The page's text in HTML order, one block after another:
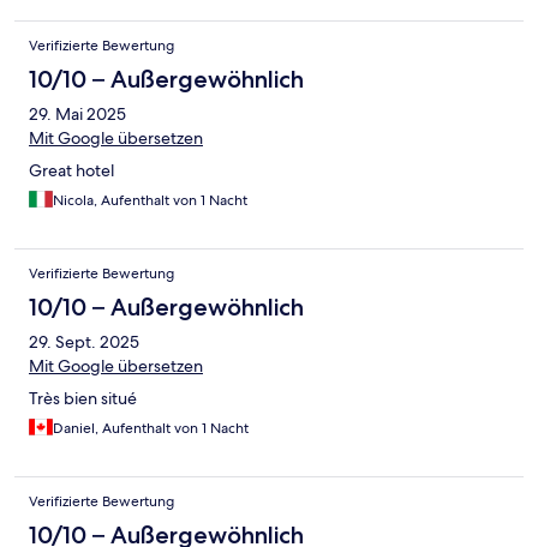
Verifizierte Bewertung
10/10 – Außergewöhnlich
29. Mai 2025
Mit Google übersetzen
Great hotel
Nicola, Aufenthalt von 1 Nacht
Verifizierte Bewertung
10/10 – Außergewöhnlich
29. Sept. 2025
Mit Google übersetzen
Très bien situé
Daniel, Aufenthalt von 1 Nacht
Verifizierte Bewertung
10/10 – Außergewöhnlich